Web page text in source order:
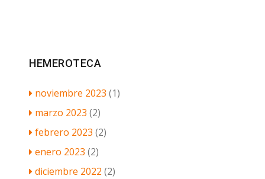
HEMEROTECA
noviembre 2023 (1)
marzo 2023 (2)
febrero 2023 (2)
enero 2023 (2)
diciembre 2022 (2)